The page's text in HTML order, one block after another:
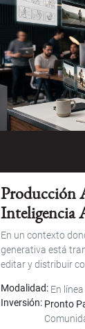
Producción
Inteligencia
En un contexto
generativa está
editar y distribuir
Modalidad En línea
Inversión Pronto